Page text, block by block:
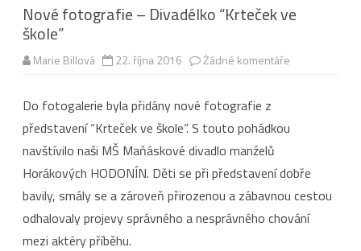
Nové fotografie – Divadélko “Krteček ve
škole”
Marie Billová 22. října 2016 Žádné komentáře
škole”
Do fotogalerie byla přidány nové fotografie z
představení “Krteček ve škole”. S touto pohádkou
navštívilo naši MŠ Maňáskové divadlo manželů
Horákových HODONÍN. Děti se při představení dobře
bavily, smály se a zároveň přirozenou a zábavnou cestou
odhalovaly projevy správného a nesprávného chování
mezi aktéry příběhu.